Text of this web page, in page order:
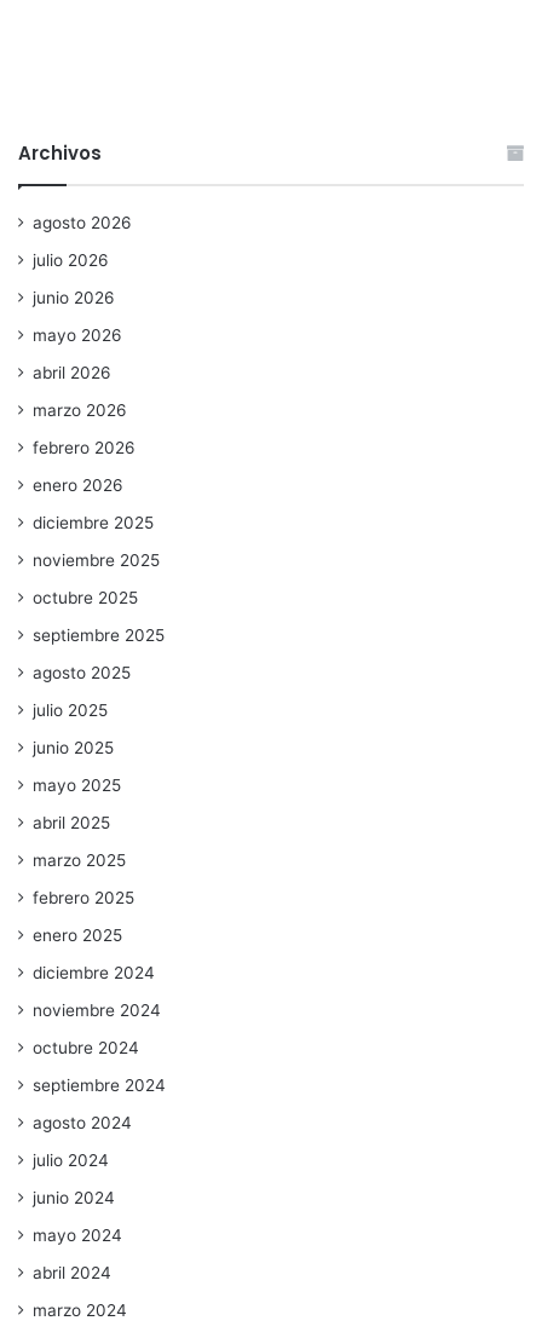
Archivos
agosto 2026
julio 2026
junio 2026
mayo 2026
abril 2026
marzo 2026
febrero 2026
enero 2026
diciembre 2025
noviembre 2025
octubre 2025
septiembre 2025
agosto 2025
julio 2025
junio 2025
mayo 2025
abril 2025
marzo 2025
febrero 2025
enero 2025
diciembre 2024
noviembre 2024
octubre 2024
septiembre 2024
agosto 2024
julio 2024
junio 2024
mayo 2024
abril 2024
marzo 2024